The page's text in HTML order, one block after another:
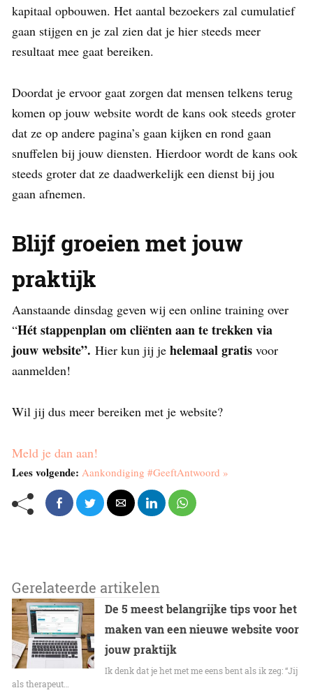
kapitaal opbouwen. Het aantal bezoekers zal cumulatief
gaan stijgen en je zal zien dat je hier steeds meer
resultaat mee gaat bereiken.
Doordat je ervoor gaat zorgen dat mensen telkens terug
komen op jouw website wordt de kans ook steeds groter
dat ze op andere pagina’s gaan kijken en rond gaan
snuffelen bij jouw diensten. Hierdoor wordt de kans ook
steeds groter dat ze daadwerkelijk een dienst bij jou
gaan afnemen.
Blijf groeien met jouw
praktijk
Aanstaande dinsdag geven wij een online training over
“Hét stappenplan om cliënten aan te trekken via
jouw website”. Hier kun jij je helemaal gratis voor
aanmelden!
Wil jij dus meer bereiken met je website?
Meld je dan aan!
Lees volgende: Aankondiging #GeeftAntwoord »
Gerelateerde artikelen
De 5 meest belangrijke tips voor het
maken van een nieuwe website voor
jouw praktijk
Ik denk dat je het met me eens bent als ik zeg: “Jij
als therapeut…